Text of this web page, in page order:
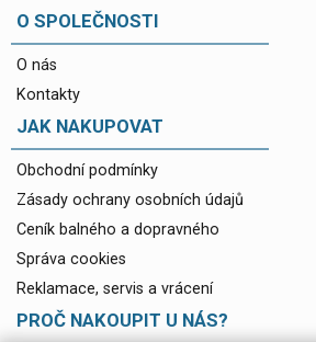
O SPOLEČNOSTI
O nás
Kontakty
JAK NAKUPOVAT
Obchodní podmínky
Zásady ochrany osobních údajů
Ceník balného a dopravného
Správa cookies
Reklamace, servis a vrácení
PROČ NAKOUPIT U NÁS?